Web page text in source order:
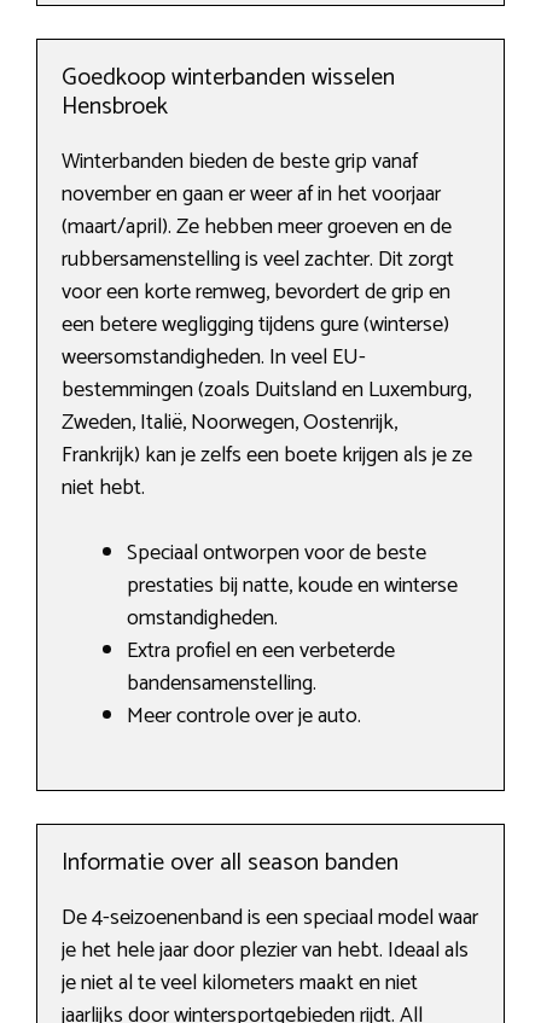
Goedkoop winterbanden wisselen
Hensbroek
Winterbanden bieden de beste grip vanaf
november en gaan er weer af in het voorjaar
(maart/april). Ze hebben meer groeven en de
rubbersamenstelling is veel zachter. Dit zorgt
voor een korte remweg, bevordert de grip en
een betere wegligging tijdens gure (winterse)
weersomstandigheden. In veel EU-
bestemmingen (zoals Duitsland en Luxemburg,
Zweden, Italië, Noorwegen, Oostenrijk,
Frankrijk) kan je zelfs een boete krijgen als je ze
niet hebt.
Speciaal ontworpen voor de beste
prestaties bij natte, koude en winterse
omstandigheden.
Extra profiel en een verbeterde
bandensamenstelling.
Meer controle over je auto.
Informatie over all season banden
De 4-seizoenenband is een speciaal model waar
je het hele jaar door plezier van hebt. Ideaal als
je niet al te veel kilometers maakt en niet